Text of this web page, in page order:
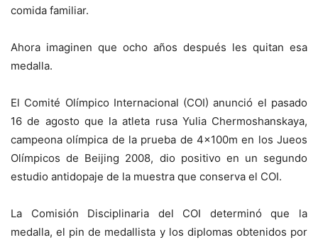
comida familiar.
Ahora imaginen que ocho años después les quitan esa
medalla.
El Comité Olímpico Internacional (COI) anunció el pasado
16 de agosto que la atleta rusa Yulia Chermoshanskaya,
campeona olímpica de la prueba de 4x100m en los Jueos
Olímpicos de Beijing 2008, dio positivo en un segundo
estudio antidopaje de la muestra que conserva el COI.
La Comisión Disciplinaria del COI determinó que la
medalla, el pin de medallista y los diplomas obtenidos por